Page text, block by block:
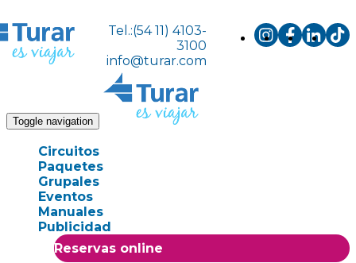
Tel.:(54 11) 4103-
3100
info@turar.com
Toggle navigation
Circuitos
Paquetes
Grupales
Eventos
Manuales
Publicidad
Reservas online